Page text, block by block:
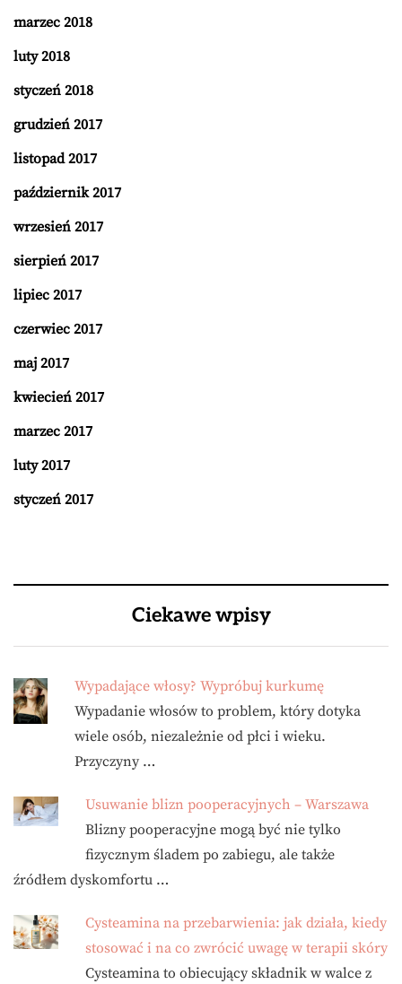
marzec 2018
luty 2018
styczeń 2018
grudzień 2017
listopad 2017
październik 2017
wrzesień 2017
sierpień 2017
lipiec 2017
czerwiec 2017
maj 2017
kwiecień 2017
marzec 2017
luty 2017
styczeń 2017
Ciekawe wpisy
Wypadające włosy? Wypróbuj kurkumę
Wypadanie włosów to problem, który dotyka
wiele osób, niezależnie od płci i wieku.
Przyczyny …
Usuwanie blizn pooperacyjnych – Warszawa
Blizny pooperacyjne mogą być nie tylko
fizycznym śladem po zabiegu, ale także
źródłem dyskomfortu …
Cysteamina na przebarwienia: jak działa, kiedy
stosować i na co zwrócić uwagę w terapii skóry
Cysteamina to obiecujący składnik w walce z